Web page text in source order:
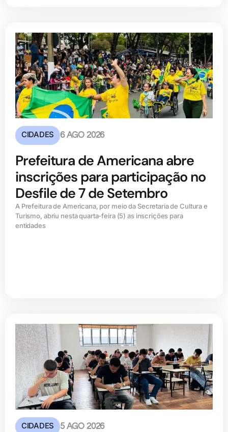
CIDADES 6 AGO 2026
Prefeitura de Americana abre
inscrições para participação no
Desfile de 7 de Setembro
A Prefeitura de Americana, por meio da Secretaria de Cultura e
Turismo, abriu nesta quarta-feira (5) as inscrições para
entidades
CIDADES 5 AGO 2026